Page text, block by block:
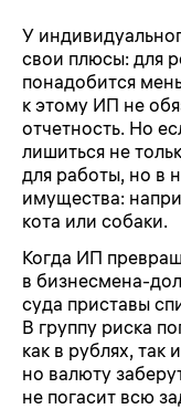
У
свои плюсы: для
понадобится
к этому ИП не
отчетность. Но
лишиться не
для работы, но в
имущества:
кота или собаки.
Когда ИП
в бизнесмена-
суда приставы
В группу риска
как в рублях, так
но валюту
не погасит всю